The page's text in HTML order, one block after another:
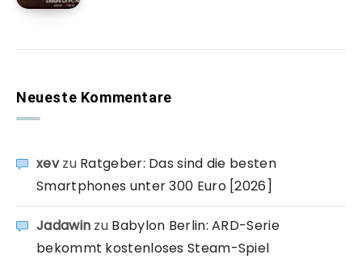
Neueste Kommentare
xevzu Ratgeber: Das sind die besten
Smartphones unter 300 Euro [2026]
Jadawin zu Babylon Berlin: ARD-Serie
bekommt kostenloses Steam-Spiel